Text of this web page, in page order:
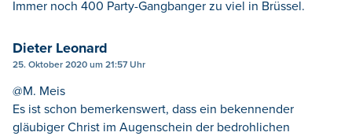
Immer noch 400 Party-Gangbanger zu viel in Brüssel.
Dieter Leonard
25. Oktober 2020 um 21:57 Uhr
@M. Meis
Es ist schon bemerkenswert, dass ein bekennender
gläubiger Christ im Augenschein der bedrohlichen